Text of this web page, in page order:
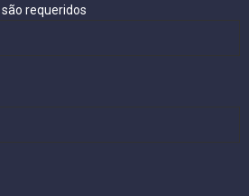
são requeridos